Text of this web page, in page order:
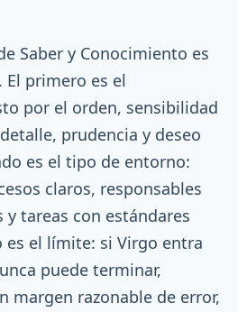
Saber y Conocimiento es
primero es el
por el orden, sensibilidad
prudencia y deseo
es el tipo de entorno:
claros, responsables
y tareas con estándares
es el límite: si Virgo entra
puede terminar,
margen razonable de error,